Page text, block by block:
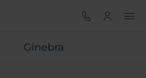
Ginebra